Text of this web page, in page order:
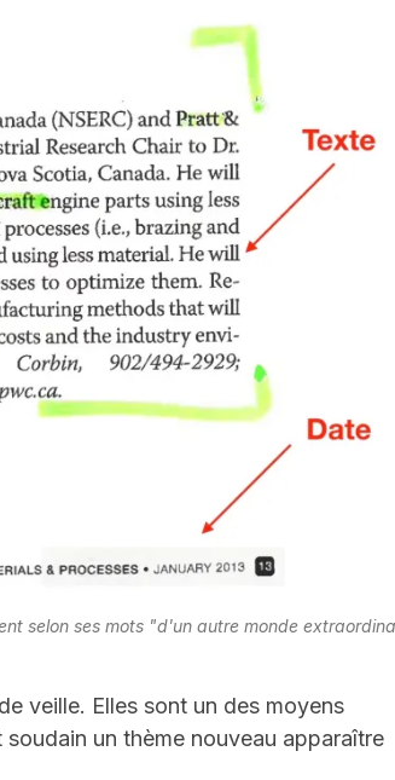
selon ses mots "d'un autre monde
veille. Elles sont un des moyens
un thème nouveau apparaître